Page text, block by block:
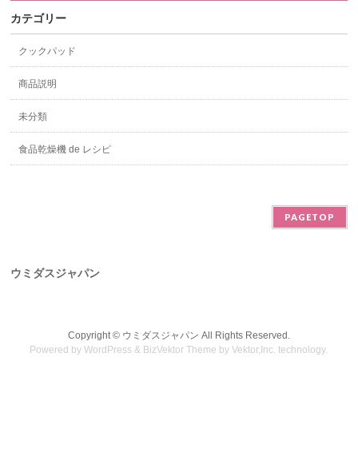
カテゴリー
クックパッド
商品説明
未分類
食品乾燥機 de レシピ
PAGETOP
ウミダスジャパン
Copyright © ウミダスジャパン All Rights Reserved.
Powered byWordPress & BizVektor Theme byVektor,Inc. technology.